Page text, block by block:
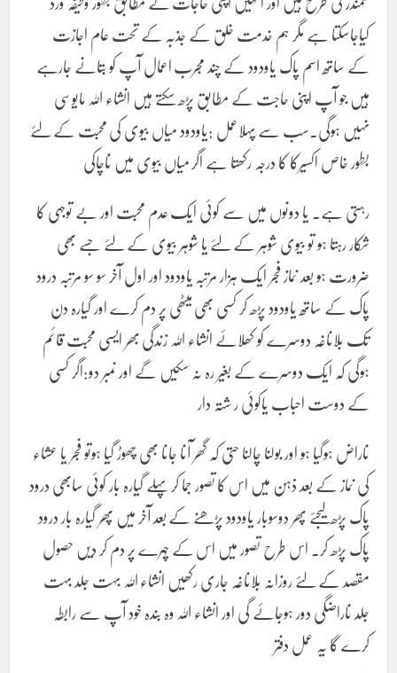
کیاجاسکتا ہے مگر ہم خدمت خلق کے جذبہ کے تحت عام اجازت
کے ساتھ اسم پاک یاودود کے چند مجرب اعمال آپ کو بتانے جارہے
ہیں جو آپ اپنی حاجت کے مطابق پڑھ سکتے ہیں انشاء اللہ مایوسی
نہیں ہوگی۔سب سے پہلاعمل :یاودود میاں بیوی کی محبت کے لئے
بطور خاص اکسیرکا کا درجہ رکھتا ہے اگر میاں بیوی میں ناچاکی
رہتی ہے۔ یا دونوں میں سے کوئی ایک عدم محبت اور بے توجہی کا
شکار رہتا ہو تو بیوی شوہر کے لئے یا شوہر بیوی کے لئے جسے بھی
ضرورت ہو بعد نماز فجر ایک ہزار مرتبہ یاودود اور اول آخر سو سو مرتبہ درود
پاک کے ساتھ یاودود پڑھ کر کسی بھی میٹھی پر دم کرے اور گیارہ دن
تک بلاناغہ دوسرے کو کھلائے انشاء اللہ زندگی بھر ایسی محبت قائم
ہوگی کہ ایک دوسرے کے بغیر رہ نہ سکیں گے اور نمبر دو:اگر کسی
کے دوست احباب یاکوئی ر شتہ دار
ناراض ہوگیا ہو اور بولنا چالنا حتی کہ گھر آنا جانا بھی چھوڑ گیا ہوتو فجر یا عشاء
کی نماز کے بعد ذہن میں اس کا تصور جما کر پہلے گیارہ بار کوئی سابھی درود
پاک پڑھ لیجئے پھر دوسوبار یاودود پڑھنے کے بعد آخر میں پھر گیارہ بار درود
پاک پڑھ کر۔ اس طرح تصور میں اس کے چہرے پر دم کر دیں حصول
مقصد کے لئے روزانہ بلاناغہ جاری رکھیں انشاء اللہ بہت جلد بہت
جلد ناراضگی دور ہوجائے گی اور انشاء اللہ وہ بندہ خود آپ سے رابطہ
کرے گا یہ عمل دفتر